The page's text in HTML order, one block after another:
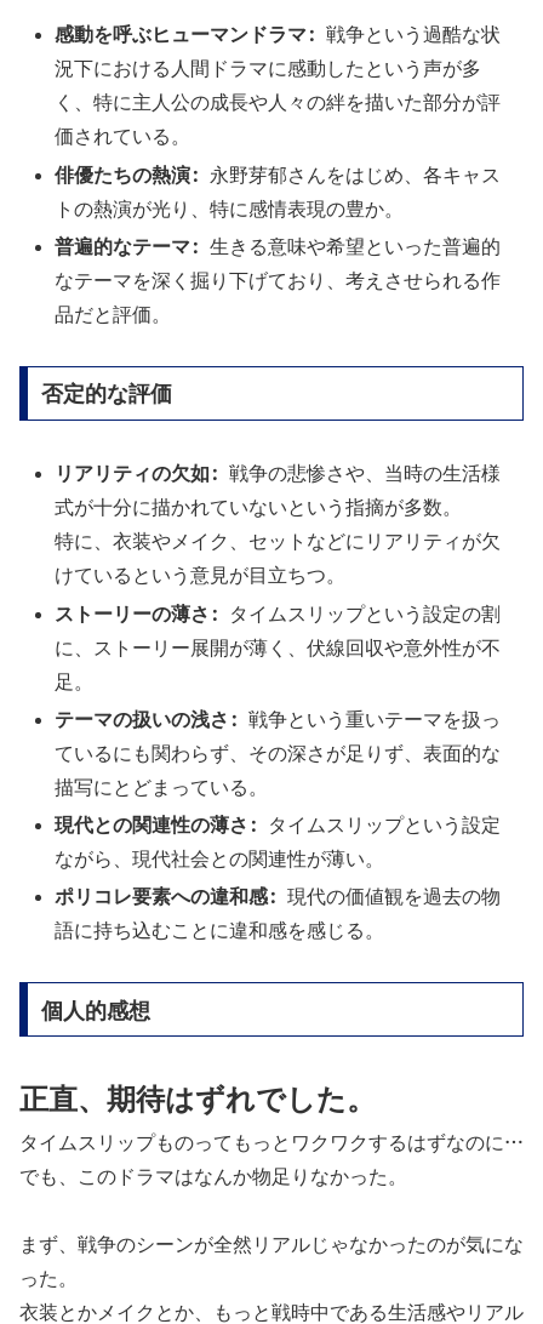
感動を呼ぶヒューマンドラマ:
戦争という過酷な状
況下における人間ドラマに感動したという声が多
く、特に主人公の成長や人々の絆を描いた部分が評
価されている。
俳優たちの熱演:
永野芽郁さんをはじめ、各キャス
トの熱演が光り、特に感情表現の豊か。
普遍的なテーマ:
生きる意味や希望といった普遍的
なテーマを深く掘り下げており、考えさせられる作
品だと評価。
否定的な評価
リアリティの欠如:
戦争の悲惨さや、当時の生活様
式が十分に描かれていないという指摘が多数。
特に、衣装やメイク、セットなどにリアリティが欠
けているという意見が目立ちつ。
ストーリーの薄さ:
タイムスリップという設定の割
に、ストーリー展開が薄く、伏線回収や意外性が不
足。
テーマの扱いの浅さ:
戦争という重いテーマを扱っ
ているにも関わらず、その深さが足りず、表面的な
描写にとどまっている。
現代との関連性の薄さ:
タイムスリップという設定
ながら、現代社会との関連性が薄い。
ポリコレ要素への違和感:
現代の価値観を過去の物
語に持ち込むことに違和感を感じる。
個人的感想
正直、期待はずれでした。
タイムスリップものってもっとワクワクするはずなのに…
でも、このドラマはなんか物足りなかった。
まず、戦争のシーンが全然リアルじゃなかったのが気にな
った。
衣装とかメイクとか、もっと戦時中である生活感やリアル